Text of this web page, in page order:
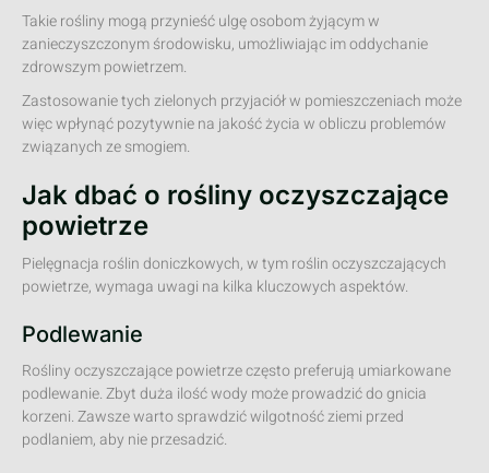
Takie rośliny mogą przynieść ulgę osobom żyjącym w
zanieczyszczonym środowisku, umożliwiając im oddychanie
zdrowszym powietrzem.
Zastosowanie tych zielonych przyjaciół w pomieszczeniach może
więc wpłynąć pozytywnie na jakość życia w obliczu problemów
związanych ze smogiem.
Jak dbać o rośliny oczyszczające
powietrze
Pielęgnacja roślin doniczkowych, w tym roślin oczyszczających
powietrze, wymaga uwagi na kilka kluczowych aspektów.
Podlewanie
Rośliny oczyszczające powietrze często preferują umiarkowane
podlewanie. Zbyt duża ilość wody może prowadzić do gnicia
korzeni. Zawsze warto sprawdzić wilgotność ziemi przed
podlaniem, aby nie przesadzić.